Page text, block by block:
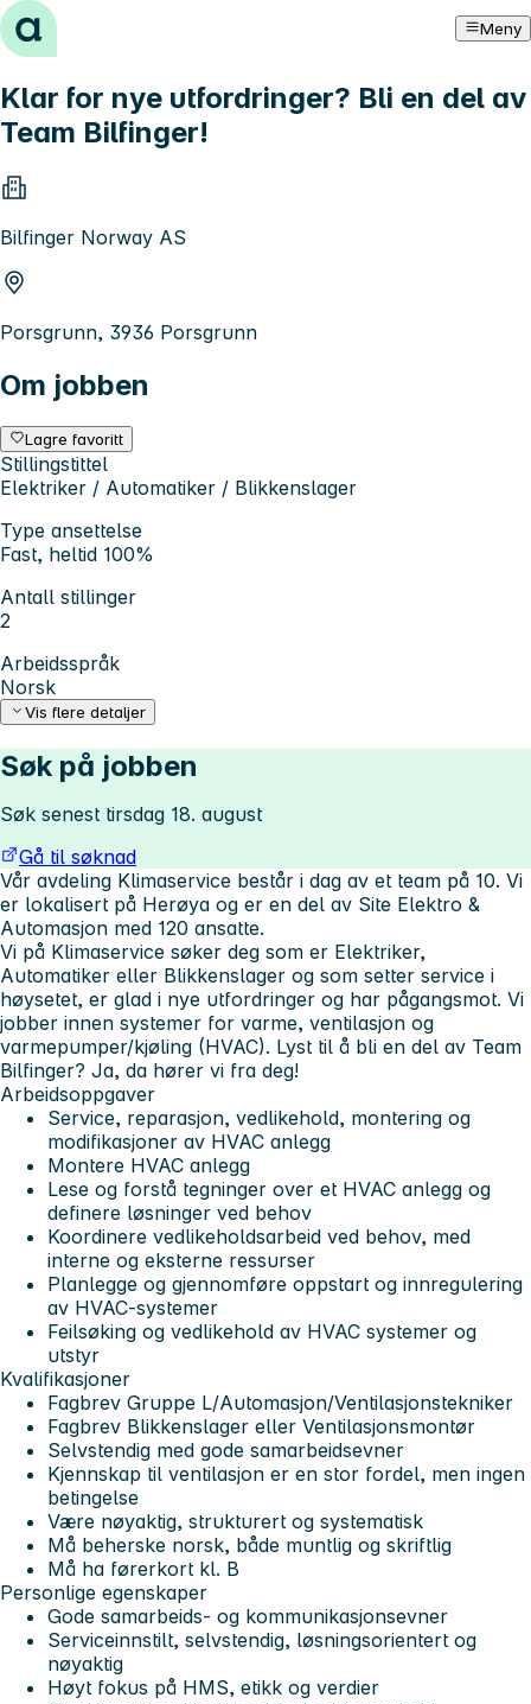
Hopp til innhold Meny
Klar for nye utfordringer? Bli en del av
Team Bilfinger!
Bilfinger Norway AS
Porsgrunn, 3936 Porsgrunn
Om jobben
Lagre favoritt
Stillingstittel
Elektriker / Automatiker / Blikkenslager
Type ansettelse
Fast, heltid 100%
Antall stillinger
2
Arbeidsspråk
Norsk
Vis flere detaljer
Søk på jobben
Søk senest tirsdag 18. august
Gå til søknad
Vår avdeling Klimaservice består i dag av et team på 10. Vi
er lokalisert på Herøya og er en del av Site Elektro &
Automasjon med 120 ansatte.
Vi på Klimaservice søker deg som er Elektriker,
Automatiker eller Blikkenslager og som setter service i
høysetet, er glad i nye utfordringer og har pågangsmot. Vi
jobber innen systemer for varme, ventilasjon og
varmepumper/kjøling (HVAC). Lyst til å bli en del av Team
Bilfinger? Ja, da hører vi fra deg!
Arbeidsoppgaver
Service, reparasjon, vedlikehold, montering og
modifikasjoner av HVAC anlegg
Montere HVAC anlegg
Lese og forstå tegninger over et HVAC anlegg og
definere løsninger ved behov
Koordinere vedlikeholdsarbeid ved behov, med
interne og eksterne ressurser
Planlegge og gjennomføre oppstart og innregulering
av HVAC-systemer
Feilsøking og vedlikehold av HVAC systemer og
utstyr
Kvalifikasjoner
Fagbrev Gruppe L/Automasjon/Ventilasjonstekniker
Fagbrev Blikkenslager eller Ventilasjonsmontør
Selvstendig med gode samarbeidsevner
Kjennskap til ventilasjon er en stor fordel, men ingen
betingelse
Være nøyaktig, strukturert og systematisk
Må beherske norsk, både muntlig og skriftlig
Må ha førerkort kl. B
Personlige egenskaper
Gode samarbeids- og kommunikasjonsevner
Serviceinnstilt, selvstendig, løsningsorientert og
nøyaktig
Høyt fokus på HMS, etikk og verdier